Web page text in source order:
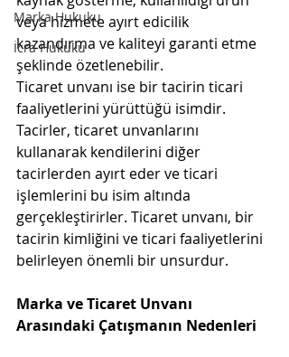
Marka Hukuku
İcra Hukuku
veya hizmete ayırt edicilik
kazandırma ve kaliteyi garanti etme
şeklinde özetlenebilir.
Ticaret unvanı ise bir tacirin ticari
faaliyetlerini yürüttüğü isimdir.
Tacirler, ticaret unvanlarını
kullanarak kendilerini diğer
tacirlerden ayırt eder ve ticari
işlemlerini bu isim altında
gerçekleştirirler. Ticaret unvanı, bir
tacirin kimliğini ve ticari faaliyetlerini
belirleyen önemli bir unsurdur.
Marka ve Ticaret Unvanı
Arasındaki Çatışmanın Nedenleri